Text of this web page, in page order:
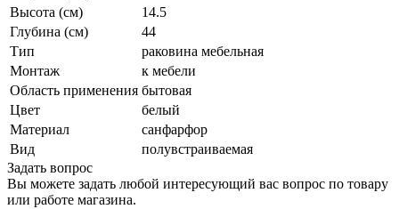
Высота (см)
14.5
Глубина (см)
44
Тип
раковина мебельная
Монтаж
к мебели
Область применения бытовая
Цвет
белый
Материал
санфарфор
Вид
полувстраиваемая
Задать вопрос
Вы можете задать любой интересующий вас вопрос по товару
или работе магазина.